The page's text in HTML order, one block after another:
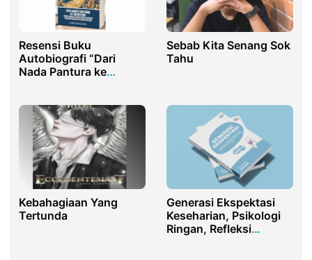
Resensi Buku
Autobiografi “Dari
Nada Pantura ke
Daerah Menuju Gelar
Doktor”
Sebab Kita Senang Sok
Tahu
Kebahagiaan Yang
Tertunda
Generasi Ekspektasi
Keseharian, Psikologi
Ringan, Refleksi